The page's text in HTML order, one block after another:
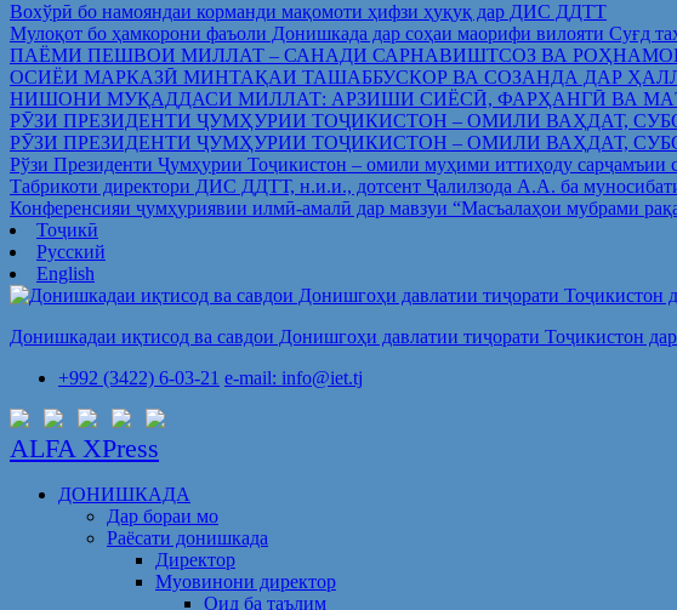
Вохўрӣ бо намояндаи корманди мақомоти ҳифзи ҳуқуқ дар ДИС ДДТТ
Мулоқот бо ҳамкорони фаъоли Донишкада дар соҳаи маорифи
ПАЁМИ ПЕШВОИ МИЛЛАТ – САНАДИ САРНАВИШТСОЗ ВА
ОСИЁИ МАРКАЗӢ МИНТАҚАИ ТАШАББУСКОР ВА СОЗАНДА ДАР
НИШОНИ МУҚАДДАСИ МИЛЛАТ: АРЗИШИ СИЁСӢ, ФАРҲАНГӢ ВА
РӮЗИ ПРЕЗИДЕНТИ ҶУМҲУРИИ ТОҶИКИСТОН – ОМИЛИ ВАҲДАТ,
РӮЗИ ПРЕЗИДЕНТИ ҶУМҲУРИИ ТОҶИКИСТОН – ОМИЛИ ВАҲДАТ,
Рўзи Президенти Ҷумҳурии Тоҷикистон – омили муҳими иттиҳоду сарҷамъии
Табрикоти директори ДИС ДДТТ, н.и.и., дотсент Ҷалилзода А.А. ба
Конференсияи ҷумҳуриявии илмӣ-амалӣ дар мавзуи “Масъалаҳои мубрами
Тоҷикӣ
Русский
English
Донишкадаи иқтисод ва савдои Донишгоҳи давлатии тиҷорати Тоҷикистон
+992 (3422) 6-03-21 e-mail: info@iet.tj
ALFA XPress
ДОНИШКАДА
Дар бораи мо
Раёсати донишкада
Директор
Муовинони директор
Оид ба таълим